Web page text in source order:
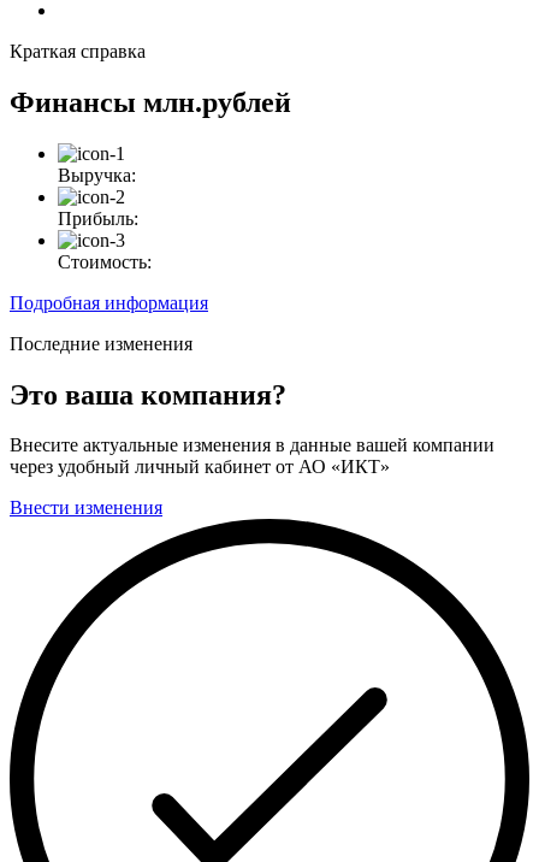
Краткая справка
Финансы млн.рублей
Выручка:
Прибыль:
Стоимость:
Подробная информация
Последние изменения
Это ваша компания?
Внесите актуальные изменения в данные вашей компании
через удобный личный кабинет от АО «ИКТ»
Внести изменения